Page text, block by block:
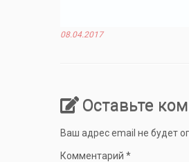
08.04.2017
Оставьте
Ваш адрес email не будет
Комментарий *